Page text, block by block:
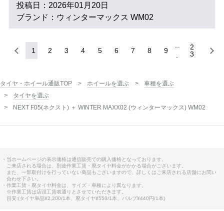
投稿日：2026年01月20日
ブランド：ウィンターマックス WM02
1 2 3 4 5 6 7 8 9
2
3
タイヤ・ホイール通販TOP ホイールを選ぶ
車種を選ぶ
タイヤを選ぶ
NEXT F05(ネクスト) ＋ WINTER MAXX02 (ウィンターマックス) WM02
・当ホームページの表示価格は通信販売での購入価格となっております。
ご来店される場合は、別途作業工賃・廃タイヤ料金がかかる場合がございます。
また、一部取付けを行っていない商品もございますので、詳しくはご来店される店舗にお問い
合わせ下さい。
・作業工賃・廃タイヤ料金は、サイズ・車種により異なります。
※作業工賃は店頭工賃表通りとさせていただきます。
目安:(タイヤ単品¥2,200/1本、廃タイヤ¥550/1本、バルブ¥440円/1本)